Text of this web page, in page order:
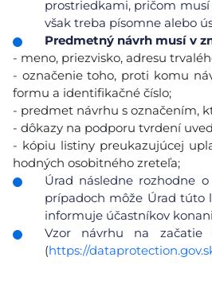
prostriedkami, pričom
však treba písomne alebo
Predmetný návrh musí v
- meno, priezvisko, adresu
- označenie toho, proti komu
formu a identifikačné číslo;
- predmet návrhu s označením,
- dôkazy na podporu tvrdení
- kópiu listiny preukazujúcej
hodných osobitného zreteľa;
Úrad následne rozhodne
prípadoch môže Úrad túto
informuje účastníkov
Vzor návrhu na začatie
(https://